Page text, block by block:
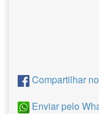
Compartilhar
Enviar pelo